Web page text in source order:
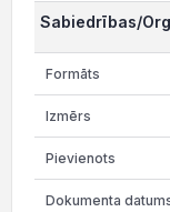
Sabiedrības/